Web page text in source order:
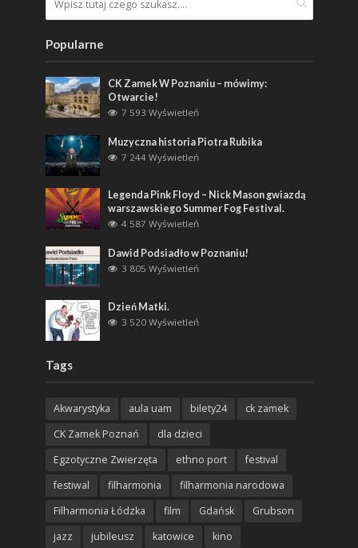
Popularne
CK Zamek W Poznaniu – mówimy:
Otwarcie!
7 593 Wyświetleń
Muzyczna historia Piotra Rubika
7 244 Wyświetleń
Legenda Pink Floyd – Nick Mason gwiazdą
warszawskiego Summer Fog Festival.
4 587 Wyświetleń
Dawid Podsiadło w Poznaniu!
3 805 Wyświetleń
Dzień Matki.
3 520 Wyświetleń
Tags
Akwarystyka aula uam bilety24
ck zamek
CK Zamek Poznań
dla dzieci
Egzotyczne Zwierzęta
ethno port
festival
festiwal
filharmonia
filharmonia narodowa
Filharmonia Łódzka
film Gdańsk
Grubson
jazz
jubileusz katowice kino